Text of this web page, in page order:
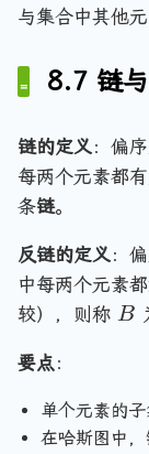
与集合中其他
8.7 链
链的定义：偏
每两个元素都
条链。
反链的定义：
中每两个元素
较），则称 B
B
要点 ：
单个元素的
在哈斯图中